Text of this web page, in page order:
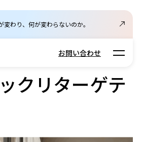
わり、何が変わらないのか。
お問い合わせ Open
クリターゲテ